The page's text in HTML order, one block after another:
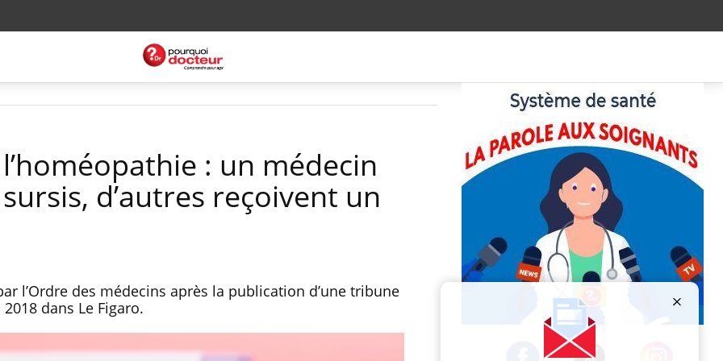
: un médecin
d’autres reçoivent un
l’Ordre des médecins après la publication d’une tribune
dans Le Figaro.